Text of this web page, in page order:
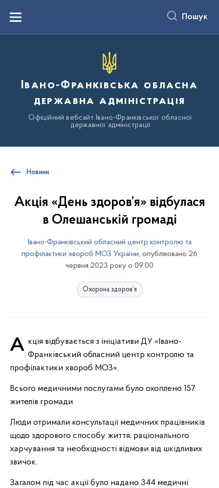
вмістуMenu Пошук
Івано-Франківська обласна
державна адміністрація
Офіційний вебсайт Івано-Франківської обласної
державної адміністрації
Новини
Акція «День здоров’я» відбулася
в Олешанській громаді
Івано-Франківський обласний центр контролю та
профілактики хвороб МОЗ України, опубліковано 26
червня 2023 року о 09:00
Охорона здоров’я
Акція відбувається з ініціативи ДУ «Івано- Франківський обласний центр контролю та
профілактики хвороб МОЗ».
Всього медичними послугами було охоплено 157
жителів громади.
Люди отримали консультації медичних працівників
щодо здорового способу життя, раціонального
харчування та необхідності відмови від шкідливих
звичок.
Загалом під час акції було надано 344 медичні